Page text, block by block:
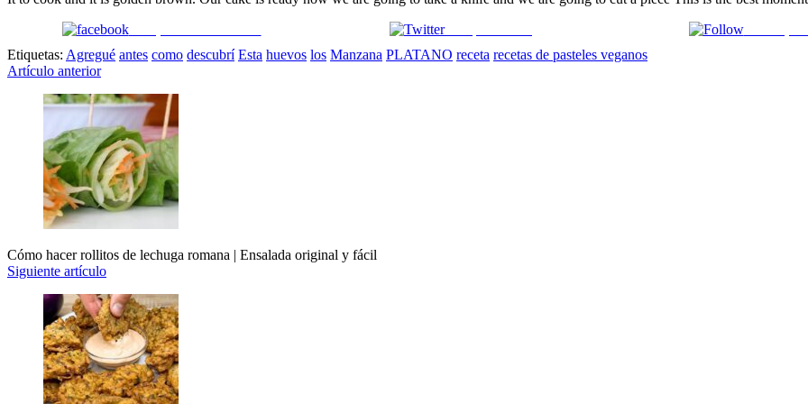
Comparte en Facebook
Comparte en X Enviar por
Etiquetas: Agregué antes como descubrí Esta huevos los Manzana PLATANO receta recetas de pasteles veganos
Navegación
de
entradas
Artículo anterior
Cómo hacer rollitos de lechuga romana | Ensalada original y fácil
Siguiente artículo